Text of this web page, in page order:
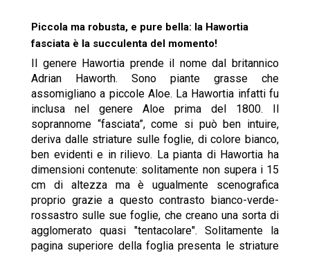
Piccola ma robusta, e pure bella: la Hawortia
fasciata è la succulenta del momento!
Il genere Hawortia prende il nome dal britannico
Adrian Haworth. Sono piante grasse che
assomigliano a piccole Aloe. La Hawortia infatti fu
inclusa nel genere Aloe prima del 1800. Il
soprannome “fasciata”, come si può ben intuire,
deriva dalle striature sulle foglie, di colore bianco,
ben evidenti e in rilievo. La pianta di Hawortia ha
dimensioni contenute: solitamente non supera i 15
cm di altezza ma è ugualmente scenografica
proprio grazie a questo contrasto bianco-verde-
rossastro sulle sue foglie, che creano una sorta di
agglomerato quasi "tentacolare". Solitamente la
pagina superiore della foglia presenta le striature